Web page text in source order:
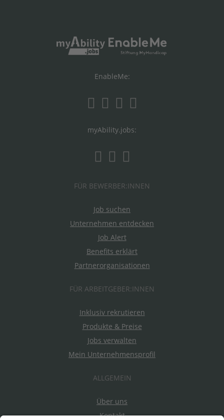
EnableMe:
myAbility.jobs:
FÜR BEWERBER:INNEN
Job suchen
Unternehmen entdecken
Job Alert
Benefits erklärt
Partnerorganisationen
FÜR ARBEITGEBER:INNEN
Inklusiv rekrutieren
Produkte & Preise
Jobs verwalten
Mein Unternehmensprofil
ALLGEMEIN
Über uns
Kontakt